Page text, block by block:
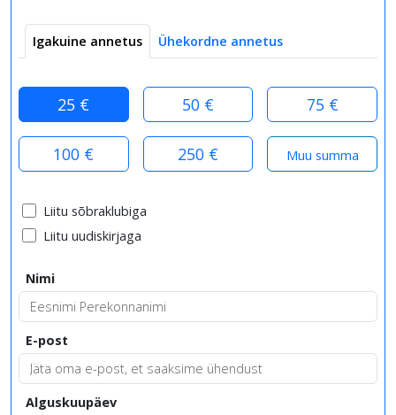
Igakuine annetus Ühekordne annetus
25 € 50 € 75 €
100 € 250 €
Liitu sõbraklubiga
Liitu uudiskirjaga
Nimi
E-post
Alguskuupäev